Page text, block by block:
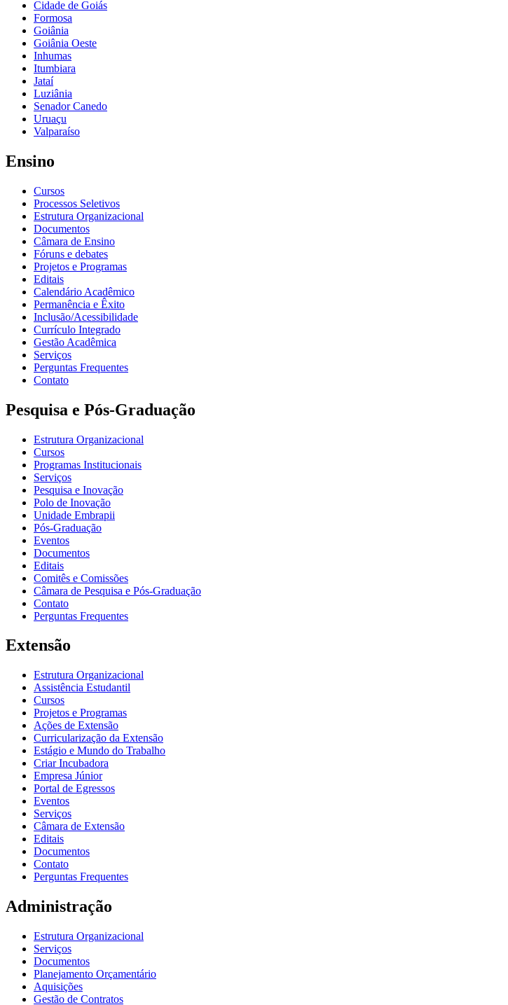
Cidade de Goiás
Formosa
Goiânia
Goiânia Oeste
Inhumas
Itumbiara
Jataí
Luziânia
Senador Canedo
Uruaçu
Valparaíso
Ensino
Cursos
Processos Seletivos
Estrutura Organizacional
Documentos
Câmara de Ensino
Fóruns e debates
Projetos e Programas
Editais
Calendário Acadêmico
Permanência e Êxito
Inclusão/Acessibilidade
Currículo Integrado
Gestão Acadêmica
Serviços
Perguntas Frequentes
Contato
Pesquisa e Pós-Graduação
Estrutura Organizacional
Cursos
Programas Institucionais
Serviços
Pesquisa e Inovação
Polo de Inovação
Unidade Embrapii
Pós-Graduação
Eventos
Documentos
Editais
Comitês e Comissões
Câmara de Pesquisa e Pós-Graduação
Contato
Perguntas Frequentes
Extensão
Estrutura Organizacional
Assistência Estudantil
Cursos
Projetos e Programas
Ações de Extensão
Curricularização da Extensão
Estágio e Mundo do Trabalho
Criar Incubadora
Empresa Júnior
Portal de Egressos
Eventos
Serviços
Câmara de Extensão
Editais
Documentos
Contato
Perguntas Frequentes
Administração
Estrutura Organizacional
Serviços
Documentos
Planejamento Orçamentário
Aquisições
Gestão de Contratos